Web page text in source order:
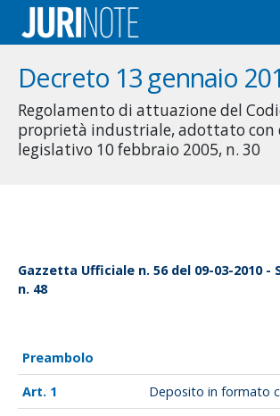
Decreto 13 gennaio
Regolamento di attuazione del
proprietà industriale, adottato con
legislativo 10 febbraio 2005, n. 30
Gazzetta Ufficiale n. 56 del 09-03-2010 -
n. 48
Preambolo
1
Deposito in formato